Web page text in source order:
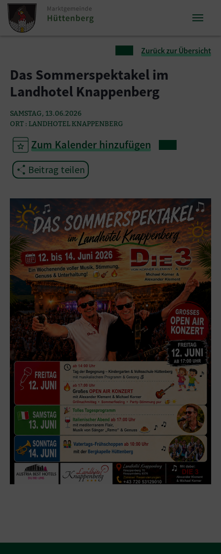
Zum Inhalt springen
Zum Seitenende springen
Zurück zur Übersicht
Das Sommerspektakel im
Landhotel Knappenberg
SAMSTAG, 13.06.2026
ORT : LANDHOTEL KNAPPENBERG
Zum Kalender hinzufügen
Beitrag teilen